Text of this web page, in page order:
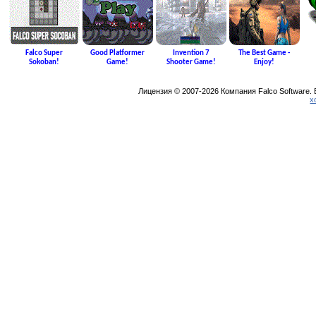
Falco Super
Sokoban!
Good Platformer
Game!
Invention 7
Shooter Game!
The Best Game -
Enjoy!
Лицензия © 2007-2026 Компания Falco